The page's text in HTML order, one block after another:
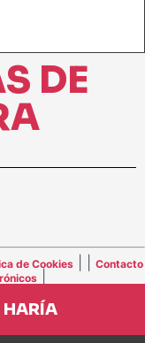
DE
de Cookies Contacto
|
HARÍA